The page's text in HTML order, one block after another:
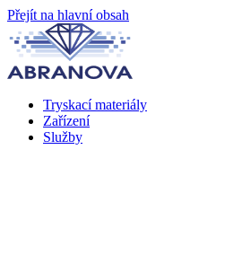
Přejít na hlavní obsah
Tryskací materiály
Zařízení
Služby